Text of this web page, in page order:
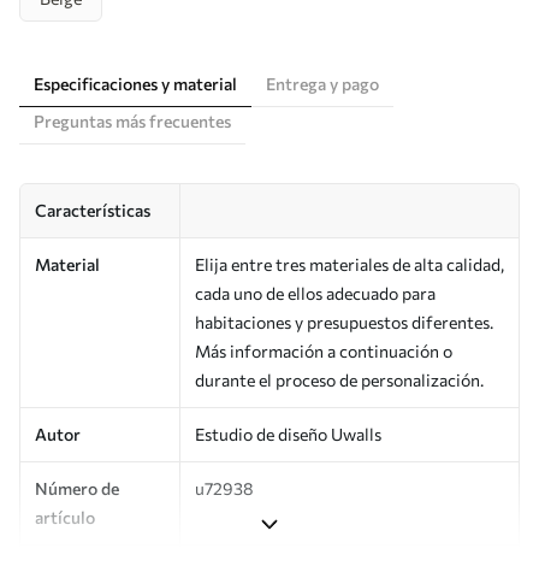
Especificaciones y material
Entrega y pago
Preguntas más frecuentes
Características
Material
Elija entre tres materiales de alta calidad,
cada uno de ellos adecuado para
habitaciones y presupuestos diferentes.
Más información a continuación o
durante el proceso de personalización.
Autor Estudio de diseño Uwalls
Número de
artículo
u72938